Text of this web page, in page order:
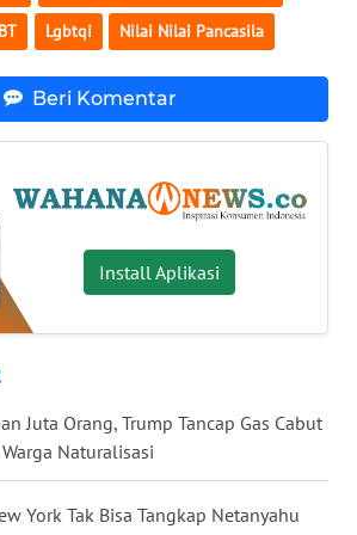
Lgbtqi Nilai Nilai Pancasila
Beri Komentar
Install Aplikasi
Juta Orang, Trump Tancap Gas Cabut
Naturalisasi
York Tak Bisa Tangkap Netanyahu